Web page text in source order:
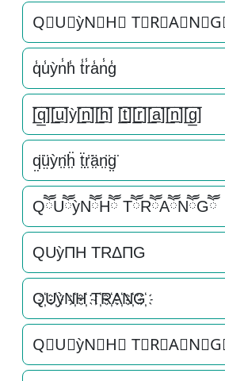
Q⃣U⃣ỳN⃣H⃣
q̾u̾ỳn̾h̾ t̾r̾a̾n̾g̾
[̲̅q̲̅][̲̅u̲̅]ỳ[̲̅n̲̅][̲̅h̲̅] [̲̅t̲̅][̲̅r̲̅][̲̅a̲̅][̲̅n̲̅][̲̅g̲̅]
q̤̈ṳ̈ỳn̤̈ḧ̤ ẗ̤r̤̈ä̤n̤̈g̤̈
QཽUཽỳNཽHཽ TཽRཽAཽNཽGཽ
QUỳΠH TRΔΠG
Q҉U҉ỳN҉H҉ T҉R҉A҉N҉G҉
Q⃜U⃜ỳN⃜H⃜